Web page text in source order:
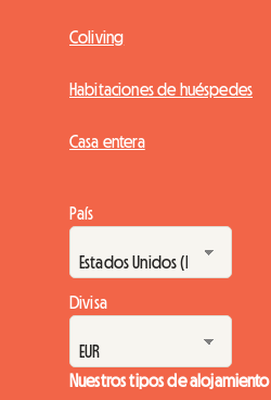
Coliving
Habitaciones de huéspedes
Casa entera
País
Divisa
Nuestros tipos de alojamiento